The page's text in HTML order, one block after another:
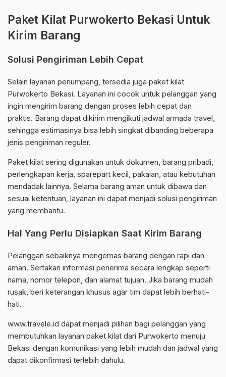
Paket Kilat Purwokerto Bekasi Untuk
Kirim Barang
Solusi Pengiriman Lebih Cepat
Selain layanan penumpang, tersedia juga paket kilat
Purwokerto Bekasi. Layanan ini cocok untuk pelanggan yang
ingin mengirim barang dengan proses lebih cepat dan
praktis. Barang dapat dikirim mengikuti jadwal armada travel,
sehingga estimasinya bisa lebih singkat dibanding beberapa
jenis pengiriman reguler.
Paket kilat sering digunakan untuk dokumen, barang pribadi,
perlengkapan kerja, sparepart kecil, pakaian, atau kebutuhan
mendadak lainnya. Selama barang aman untuk dibawa dan
sesuai ketentuan, layanan ini dapat menjadi solusi pengiriman
yang membantu.
Hal Yang Perlu Disiapkan Saat Kirim Barang
Pelanggan sebaiknya mengemas barang dengan rapi dan
aman. Sertakan informasi penerima secara lengkap seperti
nama, nomor telepon, dan alamat tujuan. Jika barang mudah
rusak, beri keterangan khusus agar tim dapat lebih berhati-
hati.
www.travele.id dapat menjadi pilihan bagi pelanggan yang
membutuhkan layanan paket kilat dari Purwokerto menuju
Bekasi dengan komunikasi yang lebih mudah dan jadwal yang
dapat dikonfirmasi terlebih dahulu.